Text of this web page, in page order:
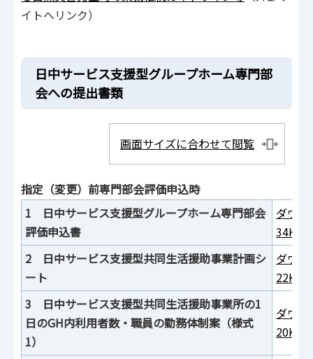
イトへリンク）
日中サービス支援型グループホーム専門部
会への提出書類
画面サイズに合わせて閲覧
指定（変更）前専門部会評価申込時
1 日中サービス支援型グループホーム専門部会
評価申込書
ダウ
34KB
2 日中サービス支援型共同生活援助事業計画シ
ート
ダウ
22KB
3 日中サービス支援型共同生活援助事業所の1
日のGH内利用者数・職員の勤務体制案（様式
1）
ダウ
20KB